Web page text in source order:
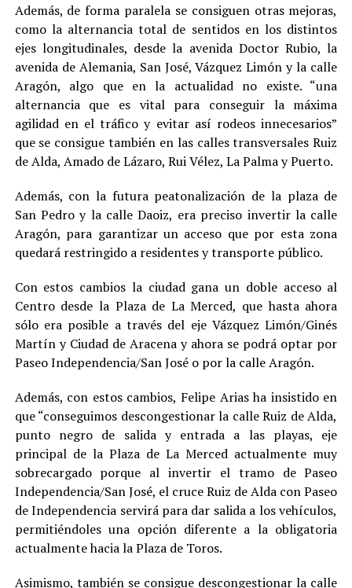
Además, de forma paralela se consiguen otras mejoras,
como la alternancia total de sentidos en los distintos
ejes longitudinales, desde la avenida Doctor Rubio, la
avenida de Alemania, San José, Vázquez Limón y la calle
Aragón, algo que en la actualidad no existe. “una
alternancia que es vital para conseguir la máxima
agilidad en el tráfico y evitar así rodeos innecesarios”
que se consigue también en las calles transversales Ruiz
de Alda, Amado de Lázaro, Rui Vélez, La Palma y Puerto.
Además, con la futura peatonalización de la plaza de
San Pedro y la calle Daoiz, era preciso invertir la calle
Aragón, para garantizar un acceso que por esta zona
quedará restringido a residentes y transporte público.
Con estos cambios la ciudad gana un doble acceso al
Centro desde la Plaza de La Merced, que hasta ahora
sólo era posible a través del eje Vázquez Limón/Ginés
Martín y Ciudad de Aracena y ahora se podrá optar por
Paseo Independencia/San José o por la calle Aragón.
Además, con estos cambios, Felipe Arias ha insistido en
que “conseguimos descongestionar la calle Ruiz de Alda,
punto negro de salida y entrada a las playas, eje
principal de la Plaza de La Merced actualmente muy
sobrecargado porque al invertir el tramo de Paseo
Independencia/San José, el cruce Ruiz de Alda con Paseo
de Independencia servirá para dar salida a los vehículos,
permitiéndoles una opción diferente a la obligatoria
actualmente hacia la Plaza de Toros.
Asimismo, también se consigue descongestionar la calle